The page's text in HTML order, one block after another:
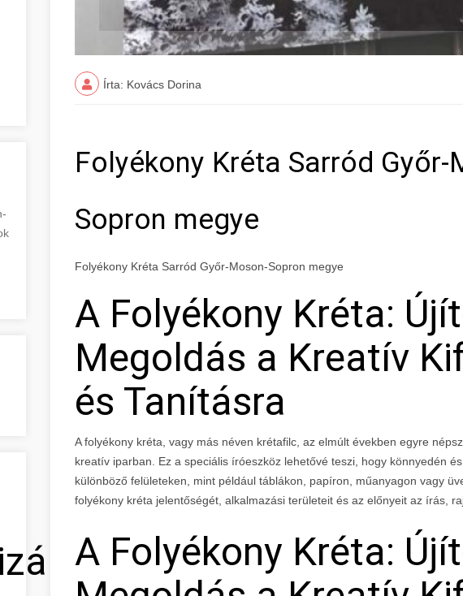
Írta: Kovács Dorina
Folyékony Kréta Sarród Győr-
Sopron megye
Folyékony Kréta Sarród Győr-Moson-Sopron megye
A Folyékony Kréta:
Megoldás a Kreatív
és Tanításra
A folyékony kréta, vagy más néven krétafilc, az elmúlt években egyre
kreatív iparban. Ez a speciális íróeszköz lehetővé teszi, hogy könnyedén
különböző felületeken, mint például táblákon, papíron, műanyagon vagy
folyékony kréta jelentőségét, alkalmazási területeit és az előnyeit az írás,
A Folyékony Kréta: